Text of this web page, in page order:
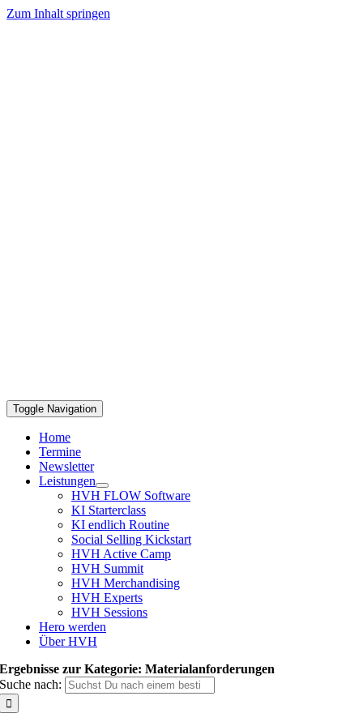
Zum Inhalt springen
Toggle Navigation
Home
Termine
Newsletter
Leistungen
HVH FLOW Software
KI Starterclass
KI endlich Routine
Social Selling Kickstart
HVH Active Camp
HVH Summit
HVH Merchandising
HVH Experts
HVH Sessions
Hero werden
Über HVH
Ergebnisse zur Kategorie: Materialanforderungen
Suche nach: